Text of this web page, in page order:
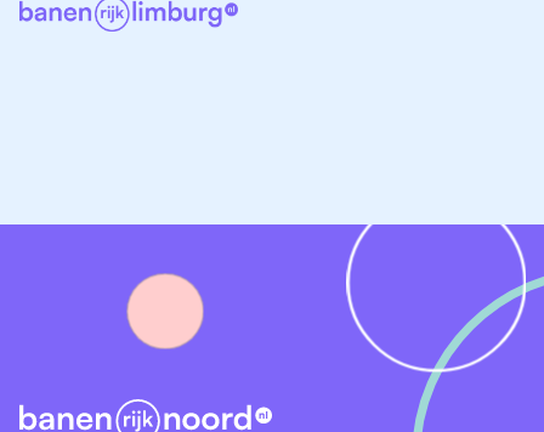
Op Banenrijknoord vind je een uitgebreid aanbod aan
bijbaanvacatures in Drenthe. Of je nu student bent, net